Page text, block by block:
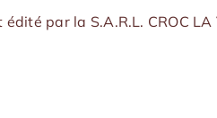
édité par la S.A.R.L. CROC